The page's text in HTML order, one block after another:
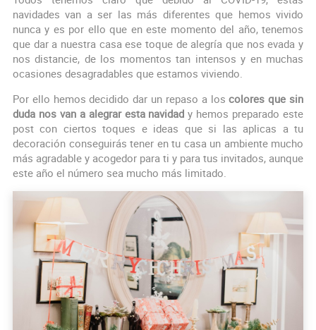
navidades van a ser las más diferentes que hemos vivido
nunca y es por ello que en este momento del año, tenemos
que dar a nuestra casa ese toque de alegría que nos evada y
nos distancie, de los momentos tan intensos y en muchas
ocasiones desagradables que estamos viviendo.
Por ello hemos decidido dar un repaso a loscolores que sin
duda nos van a alegrar esta navidad y hemos preparado este
post con ciertos toques e ideas que si las aplicas a tu
decoración conseguirás tener en tu casa un ambiente mucho
más agradable y acogedor para ti y para tus invitados, aunque
este año el número sea mucho más limitado.